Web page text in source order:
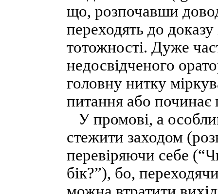
що, розпочавши
переходять до
тотожності. Дуже
недосвідченого
головну нитку
питання або починає
У промові, а
стежити заходом
перевіряючи себе
бік?”), бо,